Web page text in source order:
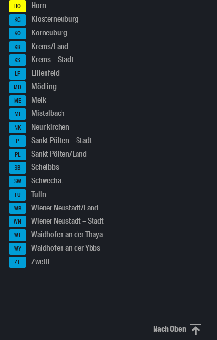
HO Horn
KG Klosterneuburg
KO Korneuburg
KR Krems/Land
KS Krems – Stadt
LF Lilienfeld
MD Mödling
ME Melk
MI Mistelbach
NK Neunkirchen
P Sankt Pölten – Stadt
PL Sankt Pölten/Land
SB Scheibbs
SW Schwechat
TU Tulln
WB Wiener Neustadt/Land
WN Wiener Neustadt – Stadt
WT Waidhofen an der Thaya
WY Waidhofen an der Ybbs
ZT Zwettl
Nach ObenNach oben